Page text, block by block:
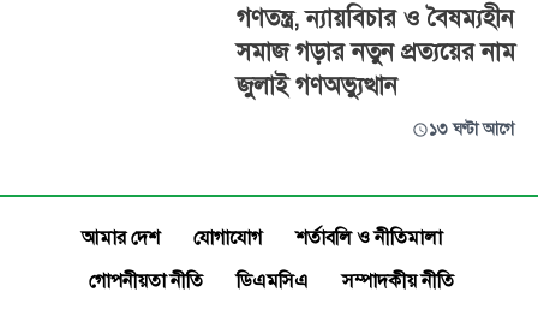
গণতন্ত্র, ন্যায়বিচার ও বৈষম্যহীন
সমাজ গড়ার নতুন প্রত্যয়ের নাম
জুলাই গণঅভ্যুত্থান
১৩ ঘণ্টা আগে
আমার দেশ যোগাযোগ
শর্তাবলি ও নীতিমালা
গোপনীয়তা নীতি
ডিএমসিএ সম্পাদকীয় নীতি